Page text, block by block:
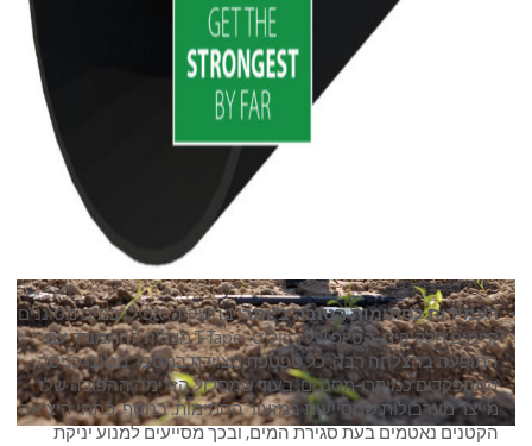
העמידות לסתימות הטובה ביותר:בהשקיה, אפילו במים מסוננים
קיימים חלקיקים. הטייפ של ריווליס- T-Tape מצליח להתמודד עם
התופעה בהצלחה רבה. כל טפטפת מצוידת במספר מסנני כניסה,
המתפקדים כמיקרו-מסננים, בעוד שמסלול הזרימה ההפוכה שלו
מייצר מערבולות שמסייעות במזעור הסתימות. בנוסף, פתחי היציאה
הקטנים נאטמים בעת סגירת המים, ובכך מסייעים למנוע יניקת